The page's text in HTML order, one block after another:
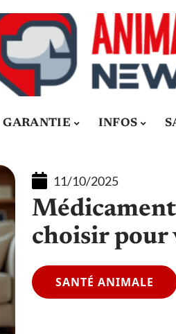
GARANTIE INFOS
11/10/2025
choisir pour
SANTÉ ANIMALE